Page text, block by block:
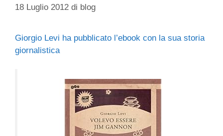
18 Luglio 2012 di blog
Giorgio Levi ha pubblicato l’ebook con la sua storia
giornalistica